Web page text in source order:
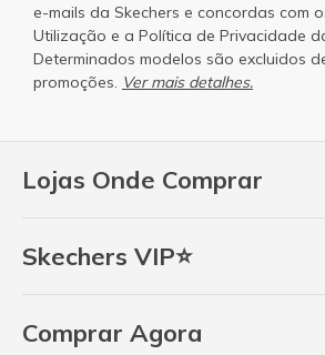
Lojas Onde Comprar
Skechers VIP⭐
Comprar Agora
e-mails da Skechers e concordas com
Utilização e a Política de Privacidade
Determinados modelos são excluidos
promoções. Ver mais detalhes.